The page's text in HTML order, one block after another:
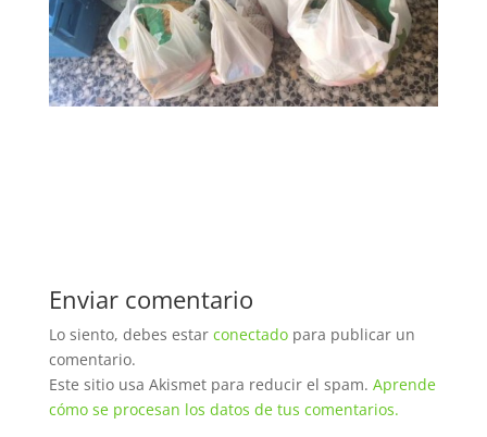
Enviar comentario
Lo siento, debes estar conectadopara publicar un
comentario.
Este sitio usa Akismet para reducir el spam. Aprende
cómo se procesan los datos de tus comentarios.